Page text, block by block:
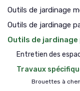
Outils de jardinage
Outils de jardinage
Outils de jardinage
Entretien des
Travaux
Brouettes à